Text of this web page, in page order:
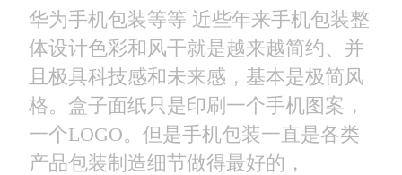
华为手机包装等等 近些年来手机包装整
体设计色彩和风干就是越来越简约、并
且极具科技感和未来感，基本是极简风
格。盒子面纸只是印刷一个手机图案，
一个LOGO。但是手机包装一直是各类
产品包装制造细节做得最好的，